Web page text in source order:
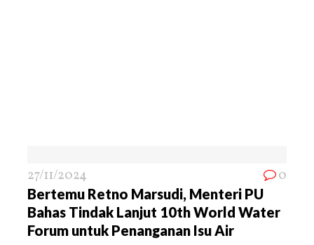
27/11/2024 0
Bertemu Retno Marsudi, Menteri PU
Bahas Tindak Lanjut 10th World Water
Forum untuk Penanganan Isu Air